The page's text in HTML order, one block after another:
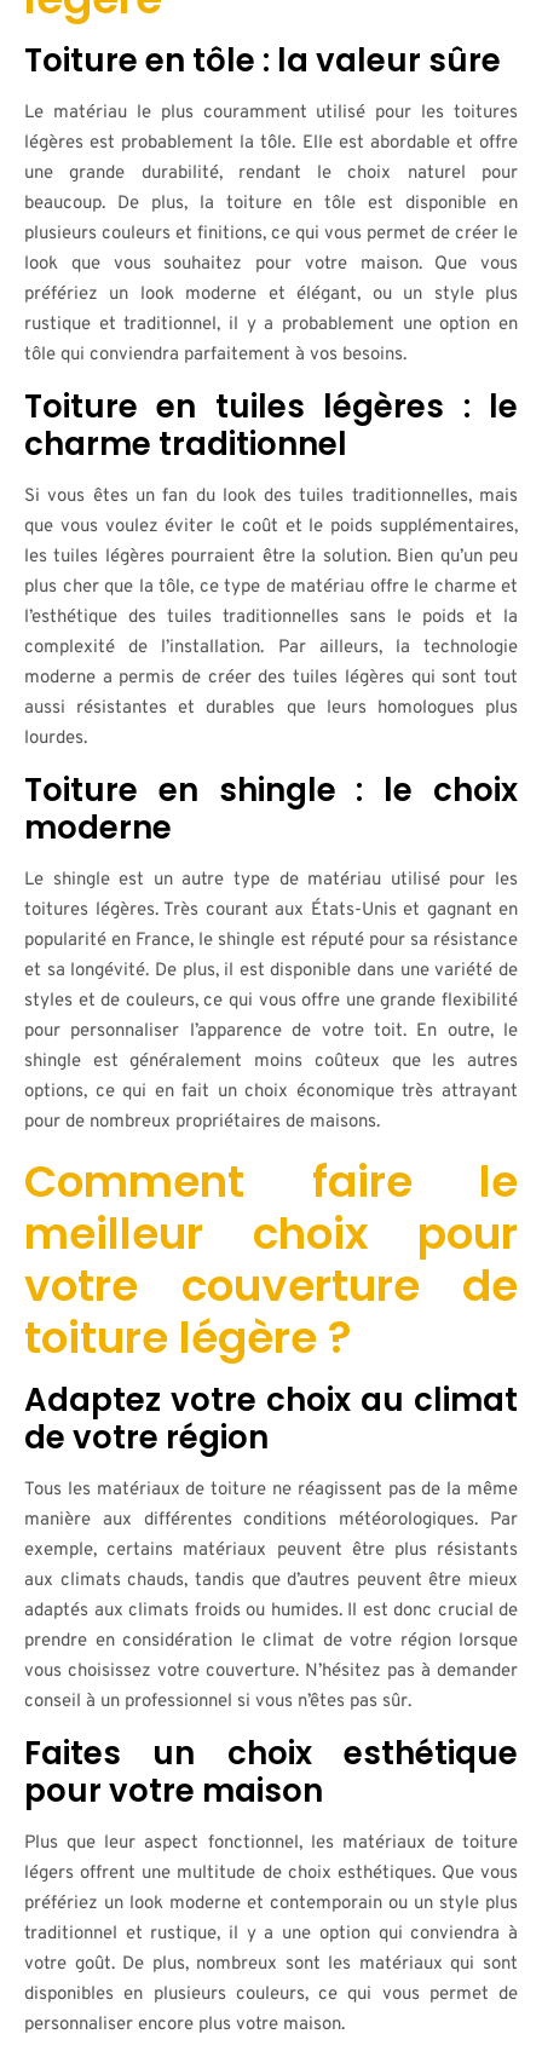
Toiture en tôle : la valeur sûre
Le matériau le plus couramment utilisé pour les toitures
légères est probablement la tôle. Elle est abordable et offre
une grande durabilité, rendant le choix naturel pour
beaucoup. De plus, la toiture en tôle est disponible en
plusieurs couleurs et finitions, ce qui vous permet de créer le
look que vous souhaitez pour votre maison. Que vous
préfériez un look moderne et élégant, ou un style plus
rustique et traditionnel, il y a probablement une option en
tôle qui conviendra parfaitement à vos besoins.
Toiture en tuiles légères : le
charme traditionnel
Si vous êtes un fan du look des tuiles traditionnelles, mais
que vous voulez éviter le coût et le poids supplémentaires,
les tuiles légères pourraient être la solution. Bien qu’un peu
plus cher que la tôle, ce type de matériau offre le charme et
l’esthétique des tuiles traditionnelles sans le poids et la
complexité de l’installation. Par ailleurs, la technologie
moderne a permis de créer des tuiles légères qui sont tout
aussi résistantes et durables que leurs homologues plus
lourdes.
Toiture en shingle : le choix
moderne
Le shingle est un autre type de matériau utilisé pour les
toitures légères. Très courant aux États-Unis et gagnant en
popularité en France, le shingle est réputé pour sa résistance
et sa longévité. De plus, il est disponible dans une variété de
styles et de couleurs, ce qui vous offre une grande flexibilité
pour personnaliser l’apparence de votre toit. En outre, le
shingle est généralement moins coûteux que les autres
options, ce qui en fait un choix économique très attrayant
pour de nombreux propriétaires de maisons.
Comment faire le
meilleur choix pour
votre couverture de
toiture légère ?
Adaptez votre choix au climat
de votre région
Tous les matériaux de toiture ne réagissent pas de la même
manière aux différentes conditions météorologiques. Par
exemple, certains matériaux peuvent être plus résistants
aux climats chauds, tandis que d’autres peuvent être mieux
adaptés aux climats froids ou humides. Il est donc crucial de
prendre en considération le climat de votre région lorsque
vous choisissez votre couverture. N’hésitez pas à demander
conseil à un professionnel si vous n’êtes pas sûr.
Faites un choix esthétique
pour votre maison
Plus que leur aspect fonctionnel, les matériaux de toiture
légers offrent une multitude de choix esthétiques. Que vous
préfériez un look moderne et contemporain ou un style plus
traditionnel et rustique, il y a une option qui conviendra à
votre goût. De plus, nombreux sont les matériaux qui sont
disponibles en plusieurs couleurs, ce qui vous permet de
personnaliser encore plus votre maison.